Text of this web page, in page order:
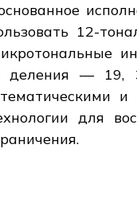
12-
деления — 19,
для